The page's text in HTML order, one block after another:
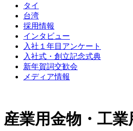
タイ
台湾
採用情報
インタビュー
入社１年目アンケート
入社式・創立記念式典
新年賀詞交歓会
メディア情報
産業用金物・工